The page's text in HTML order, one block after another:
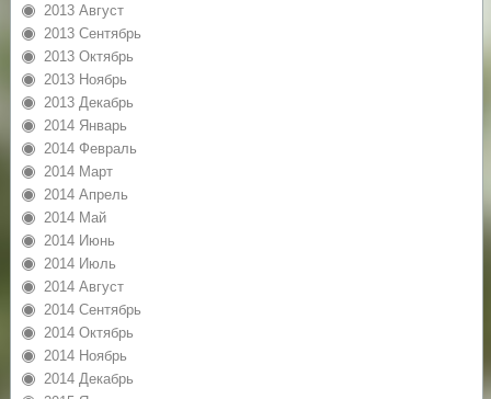
2013 Август
2013 Сентябрь
2013 Октябрь
2013 Ноябрь
2013 Декабрь
2014 Январь
2014 Февраль
2014 Март
2014 Апрель
2014 Май
2014 Июнь
2014 Июль
2014 Август
2014 Сентябрь
2014 Октябрь
2014 Ноябрь
2014 Декабрь